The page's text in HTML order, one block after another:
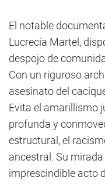
El notable
Lucrecia Martel,
despojo de
Con un riguroso
asesinato del
Evita el amarillismo
profunda y
estructural, el
ancestral. Su
imprescindible acto